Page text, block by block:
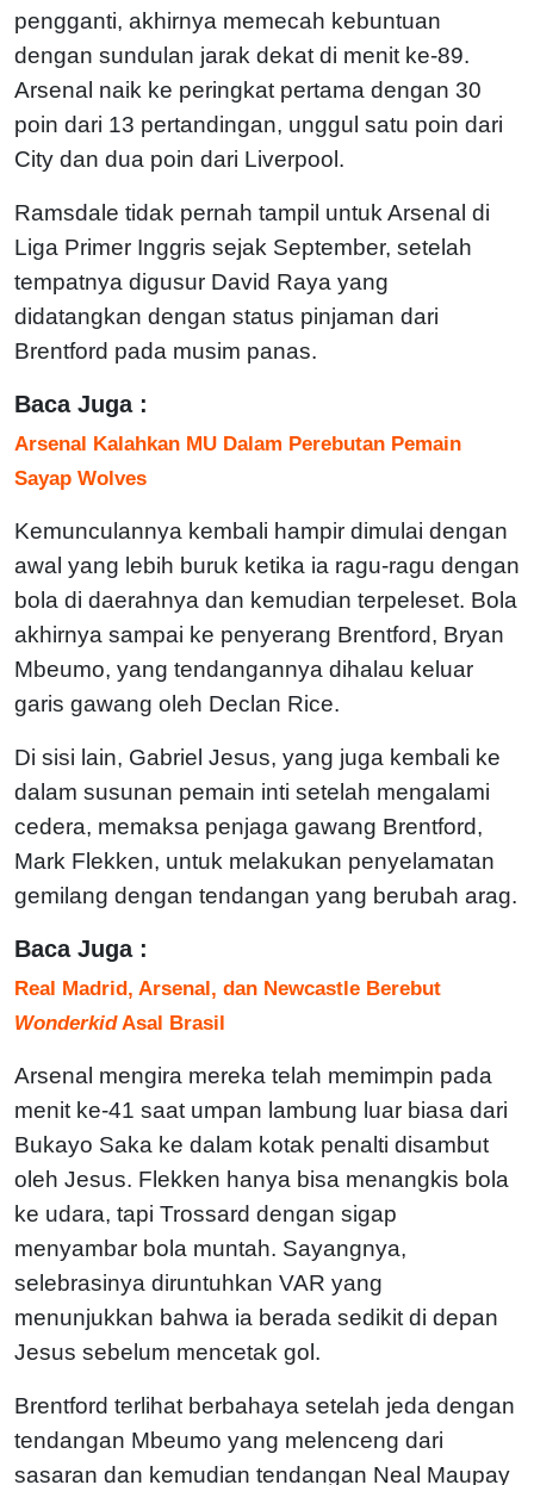
pengganti, akhirnya memecah kebuntuan
dengan sundulan jarak dekat di menit ke-89.
Arsenal naik ke peringkat pertama dengan 30
poin dari 13 pertandingan, unggul satu poin dari
City dan dua poin dari Liverpool.
Ramsdale tidak pernah tampil untuk Arsenal di
Liga Primer Inggris sejak September, setelah
tempatnya digusur David Raya yang
didatangkan dengan status pinjaman dari
Brentford pada musim panas.
Baca Juga :
Arsenal Kalahkan MU Dalam Perebutan Pemain
Sayap Wolves
Kemunculannya kembali hampir dimulai dengan
awal yang lebih buruk ketika ia ragu-ragu dengan
bola di daerahnya dan kemudian terpeleset. Bola
akhirnya sampai ke penyerang Brentford, Bryan
Mbeumo, yang tendangannya dihalau keluar
garis gawang oleh Declan Rice.
Di sisi lain, Gabriel Jesus, yang juga kembali ke
dalam susunan pemain inti setelah mengalami
cedera, memaksa penjaga gawang Brentford,
Mark Flekken, untuk melakukan penyelamatan
gemilang dengan tendangan yang berubah arag.
Baca Juga :
Real Madrid, Arsenal, dan Newcastle Berebut
WonderkidAsal Brasil
Arsenal mengira mereka telah memimpin pada
menit ke-41 saat umpan lambung luar biasa dari
Bukayo Saka ke dalam kotak penalti disambut
oleh Jesus. Flekken hanya bisa menangkis bola
ke udara, tapi Trossard dengan sigap
menyambar bola muntah. Sayangnya,
selebrasinya diruntuhkan VAR yang
menunjukkan bahwa ia berada sedikit di depan
Jesus sebelum mencetak gol.
Brentford terlihat berbahaya setelah jeda dengan
tendangan Mbeumo yang melenceng dari
sasaran dan kemudian tendangan Neal Maupay